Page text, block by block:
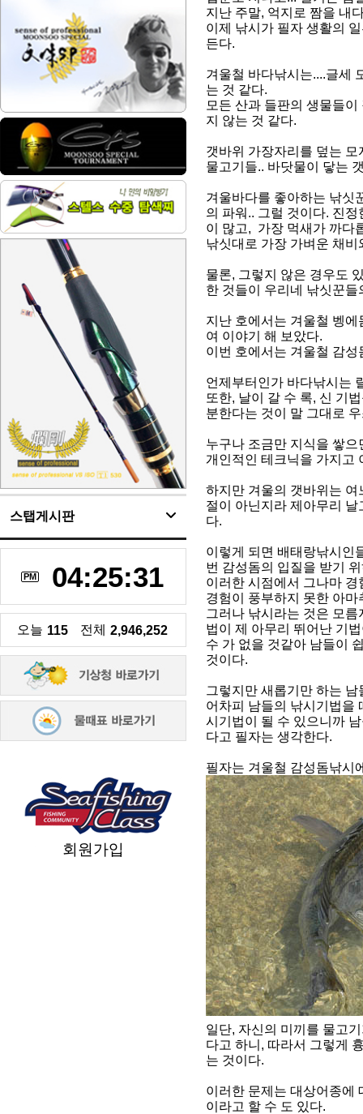
스탭게시판
PM 04:25:32
오늘 115 전체 2,946,252
회원가입
지난 주말, 억지로 짬을 내
이제 낚시가 필자 생활의
든다.
겨울철 바다낚시는....글세
는 것 같다.
모든 산과 들판의 생물들
지 않는 것 같다.
갯바위 가장자리를 덮는
물고기들.. 바닷물이 닿는
겨울바다를 좋아하는 낚싯
의 파워.. 그럴 것이다. 진
이 많고, 가장 먹새가 까다
낚싯대로 가장 가벼운 채
물론, 그렇지 않은 경우도
한 것들이 우리네 낚싯꾼
지난 호에서는 겨울철 벵
여 이야기 해 보았다.
이번 호에서는 겨울철 감
언제부터인가 바다낚시는
또한, 날이 갈 수 록, 신 기
분한다는 것이 말 그대로
누구나 조금만 지식을 쌓
개인적인 테크닉을 가지고
하지만 겨울의 갯바위는
절이 아닌지라 제아무리
다.
이렇게 되면 배태랑낚시인
번 감성돔의 입질을 받기
이러한 시점에서 그나마
경험이 풍부하지 못한 아
그러나 낚시라는 것은 모
법이 제 아무리 뛰어난 기
수 가 없을 것같아 남들이
것이다.
그렇지만 새롭기만 하는
어차피 남들의 낚시기법을
시기법이 될 수 있으니까
다고 필자는 생각한다.
필자는 겨울철 감성돔낚시
일단, 자신의 미끼를 물고
다고 하니, 따라서 그렇게
는 것이다.
이러한 문제는 대상어종에
이라고 할 수 도 있다.